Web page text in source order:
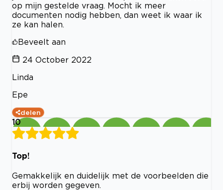
op mijn gestelde vraag. Mocht ik meer
documenten nodig hebben, dan weet ik waar ik
ze kan halen.
Beveelt aan
24 October 2022
Linda
Epe
delen
10
Top!
Gemakkelijk en duidelijk met de voorbeelden die
erbij worden gegeven.